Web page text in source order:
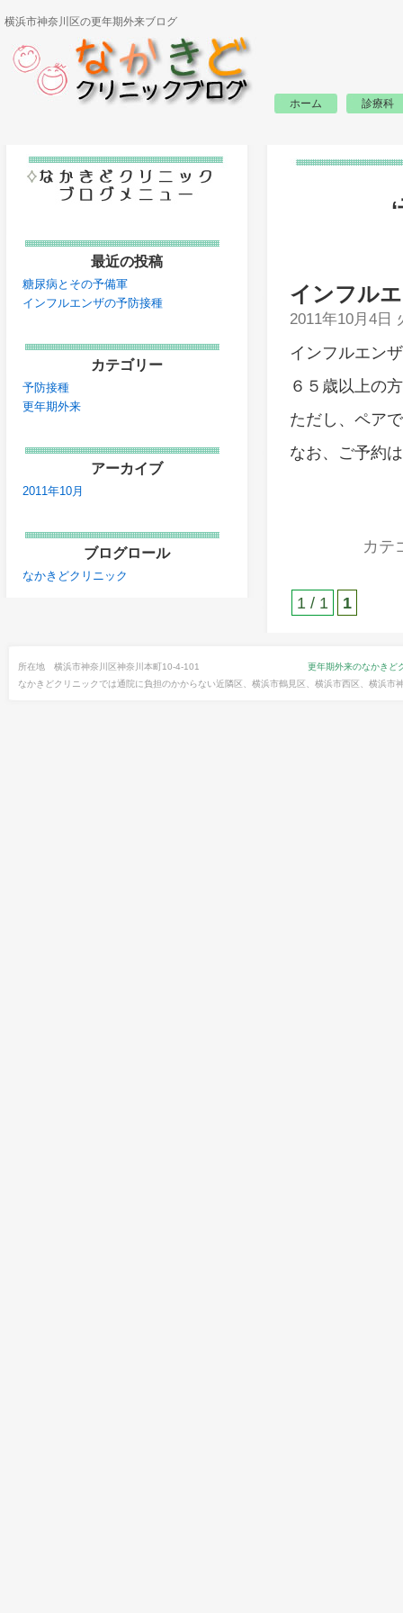
横浜市神奈川区の更年期外来ブログ
ホーム 診療科
インフル
2011年10月4日
インフルエン
６５歳以上の
ただし、ペア
なお、ご予約
カテ
1 / 1 1
最近の投稿
糖尿病とその予備軍
インフルエンザの予防接種
カテゴリー
予防接種
更年期外来
アーカイブ
2011年10月
ブログロール
なかきどクリニック
所在地 横浜市神奈川区神奈川本町10-4-101 更年期外来のなかきど
なかきどクリニックでは通院に負担のかからない近隣区、横浜市鶴見区、横浜市西区、横浜